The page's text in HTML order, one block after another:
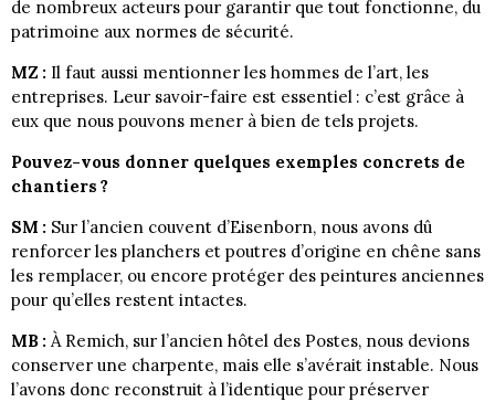
de nombreux acteurs pour garantir que tout fonctionne, du
patrimoine aux normes de sécurité.
MZ : Il faut aussi mentionner les hommes de l’art, les
entreprises. Leur savoir-faire est essentiel : c’est grâce à
eux que nous pouvons mener à bien de tels projets.
Pouvez-vous donner quelques exemples concrets de
chantiers ?
SM : Sur l’ancien couvent d’Eisenborn, nous avons dû
renforcer les planchers et poutres d’origine en chêne sans
les remplacer, ou encore protéger des peintures anciennes
pour qu’elles restent intactes.
MB : À Remich, sur l’ancien hôtel des Postes, nous devions
conserver une charpente, mais elle s’avérait instable. Nous
l’avons donc reconstruit à l’identique pour préserver